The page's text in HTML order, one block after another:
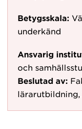
Betygsskala:
underkänd
Ansvarig
och
Beslutad av:
lärarutbildning,